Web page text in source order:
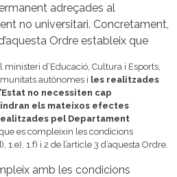
adreçades al
no universitari. Concretament,
Ordre estableix que
ministeri d’Educació, Cultura i Esports,
autònomes i les realitzades
no necessiten cap
els mateixos efectes
pel Departament
que es compleixin les condicions
1.f) i 2 de l’article 3 d’aquesta Ordre.
amb les condicions